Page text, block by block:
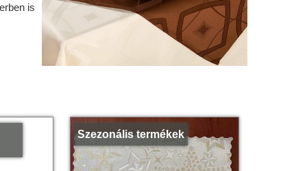
is
Szezonális termékek